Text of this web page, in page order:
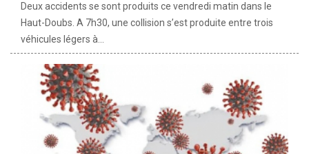
Deux accidents se sont produits ce vendredi matin dans le
Haut-Doubs. A 7h30, une collision s’est produite entre trois
véhicules légers à...